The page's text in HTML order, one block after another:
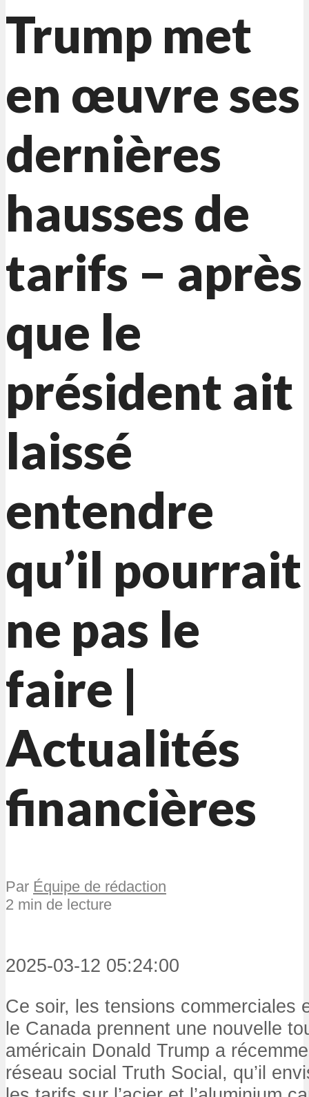
Trump met
en œuvre ses
dernières
hausses de
tarifs – après
que le
président ait
laissé
entendre
qu’il pourrait
ne pas le
faire |
Actualités
financières
Par Équipe de rédaction
2 min de lecture
2025-03-12 05:24:00
Ce soir, les tensions commerciales
le Canada prennent une nouvelle
américain Donald Trump a
réseau social Truth Social, qu’il